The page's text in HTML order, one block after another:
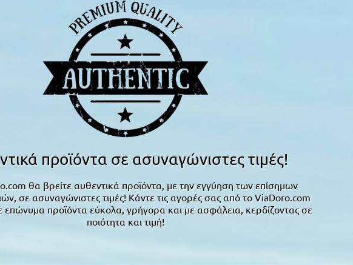
προϊόντα σε ασυναγώνιστες τιμές!
θα βρείτε αυθεντικά προϊόντα, με την εγγύηση των επίσημων
σε ασυναγώνιστες τιμές! Κάντε τις αγορές σας από το ViaDoro.com
επώνυμα προϊόντα εύκολα, γρήγορα και με ασφάλεια, κερδίζοντας σε
ποιότητα και τιμή!